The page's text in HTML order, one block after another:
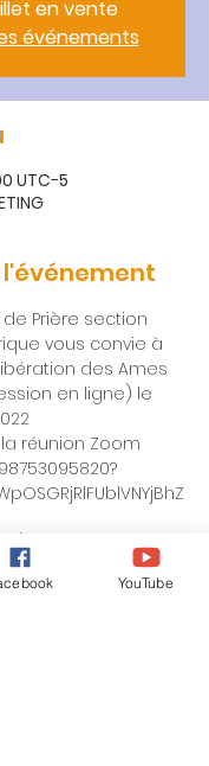
en vente
événements
UTC−5
Prière section
vous convie à
des Ames
en ligne) le
réunion Zoom
(États-Unis et
YouTube